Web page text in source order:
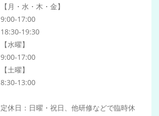
【月・水・木・金】
9:00-17:00
18:30-19:30
【水曜】
9:00-17:00
【土曜】
8:30-13:00
定休日：日曜・祝日、他研修などで臨時休